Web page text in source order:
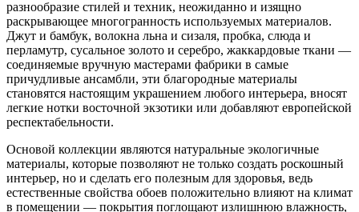
разнообразие стилей и техник, неожиданно и изящно
раскрывающее многогранность используемых материалов.
Джут и бамбук, волокна льна и сизаля, пробка, слюда и
перламутр, сусальное золото и серебро, жаккардовые ткани —
соединяемые вручную мастерами фабрики в самые
причудливые ансамбли, эти благородные материалы
становятся настоящим украшением любого интерьера, вносят
легкие нотки восточной экзотики или добавляют европейской
респектабельности.
Основой коллекции являются натуральные экологичные
материалы, которые позволяют не только создать роскошный
интерьер, но и сделать его полезным для здоровья, ведь
естественные свойства обоев положительно влияют на климат
в помещении — покрытия поглощают излишнюю влажность,